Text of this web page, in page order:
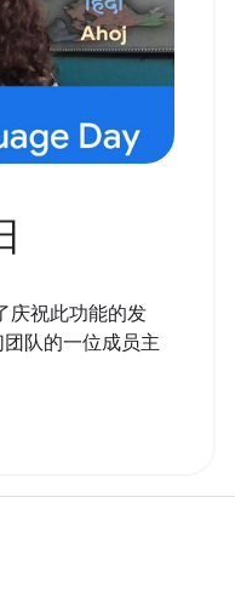
庆祝此功能的发
队的一位成员主